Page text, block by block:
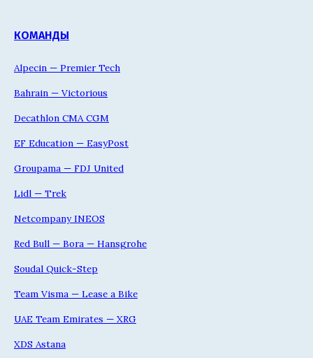
КОМАНДЫ
Alpecin — Premier Tech
Bahrain — Victorious
Decathlon CMA CGM
EF Education — EasyPost
Groupama — FDJ United
Lidl — Trek
Netcompany INEOS
Red Bull — Bora — Hansgrohe
Soudal Quick-Step
Team Visma — Lease a Bike
UAE Team Emirates — XRG
XDS Astana